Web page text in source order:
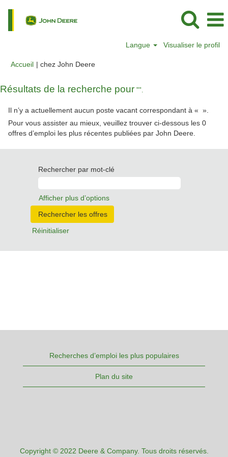
Langue Visualiser le profil
Accueil | chez John Deere(page
Résultats de la recherche pour "".
Il n’y a actuellement aucun poste vacant correspondant à « ».
Pour vous assister au mieux, veuillez trouver ci-dessous les 0
offres d’emploi les plus récentes publiées par John Deere.
Rechercher par mot-clé
Afficher plus d’options
Réinitialiser
Recherches d’emploi les plus populaires
Plan du site
Copyright © 2022 Deere & Company. Tous droits réservés.